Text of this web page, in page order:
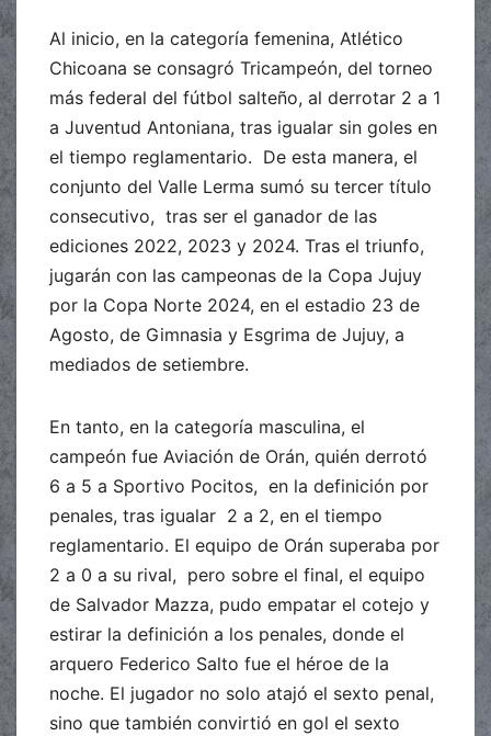
Al inicio, en la categoría femenina, Atlético
Chicoana se consagró Tricampeón, del torneo
más federal del fútbol salteño, al derrotar 2 a 1
a Juventud Antoniana, tras igualar sin goles en
el tiempo reglamentario. De esta manera, el
conjunto del Valle Lerma sumó su tercer título
consecutivo, tras ser el ganador de las
ediciones 2022, 2023 y 2024. Tras el triunfo,
jugarán con las campeonas de la Copa Jujuy
por la Copa Norte 2024, en el estadio 23 de
Agosto, de Gimnasia y Esgrima de Jujuy, a
mediados de setiembre.
En tanto, en la categoría masculina, el
campeón fue Aviación de Orán, quién derrotó
6 a 5 a Sportivo Pocitos, en la definición por
penales, tras igualar 2 a 2, en el tiempo
reglamentario. El equipo de Orán superaba por
2 a 0 a su rival, pero sobre el final, el equipo
de Salvador Mazza, pudo empatar el cotejo y
estirar la definición a los penales, donde el
arquero Federico Salto fue el héroe de la
noche. El jugador no solo atajó el sexto penal,
sino que también convirtió en gol el sexto